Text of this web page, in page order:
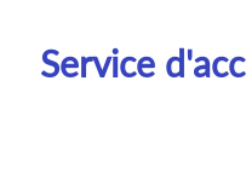
Service